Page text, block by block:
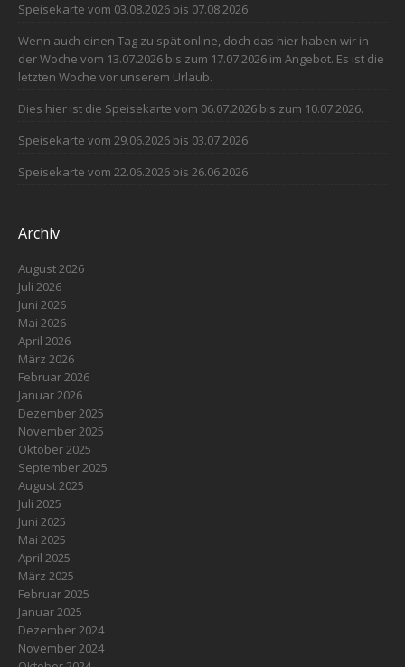
Speisekarte vom 03.08.2026 bis 07.08.2026
Wenn auch einen Tag zu spät online, doch das hier haben wir in
der Woche vom 13.07.2026 bis zum 17.07.2026 im Angebot. Es ist die
letzten Woche vor unserem Urlaub.
Dies hier ist die Speisekarte vom 06.07.2026 bis zum 10.07.2026.
Speisekarte vom 29.06.2026 bis 03.07.2026
Speisekarte vom 22.06.2026 bis 26.06.2026
Archiv
August 2026
Juli 2026
Juni 2026
Mai 2026
April 2026
März 2026
Februar 2026
Januar 2026
Dezember 2025
November 2025
Oktober 2025
September 2025
August 2025
Juli 2025
Juni 2025
Mai 2025
April 2025
März 2025
Februar 2025
Januar 2025
Dezember 2024
November 2024